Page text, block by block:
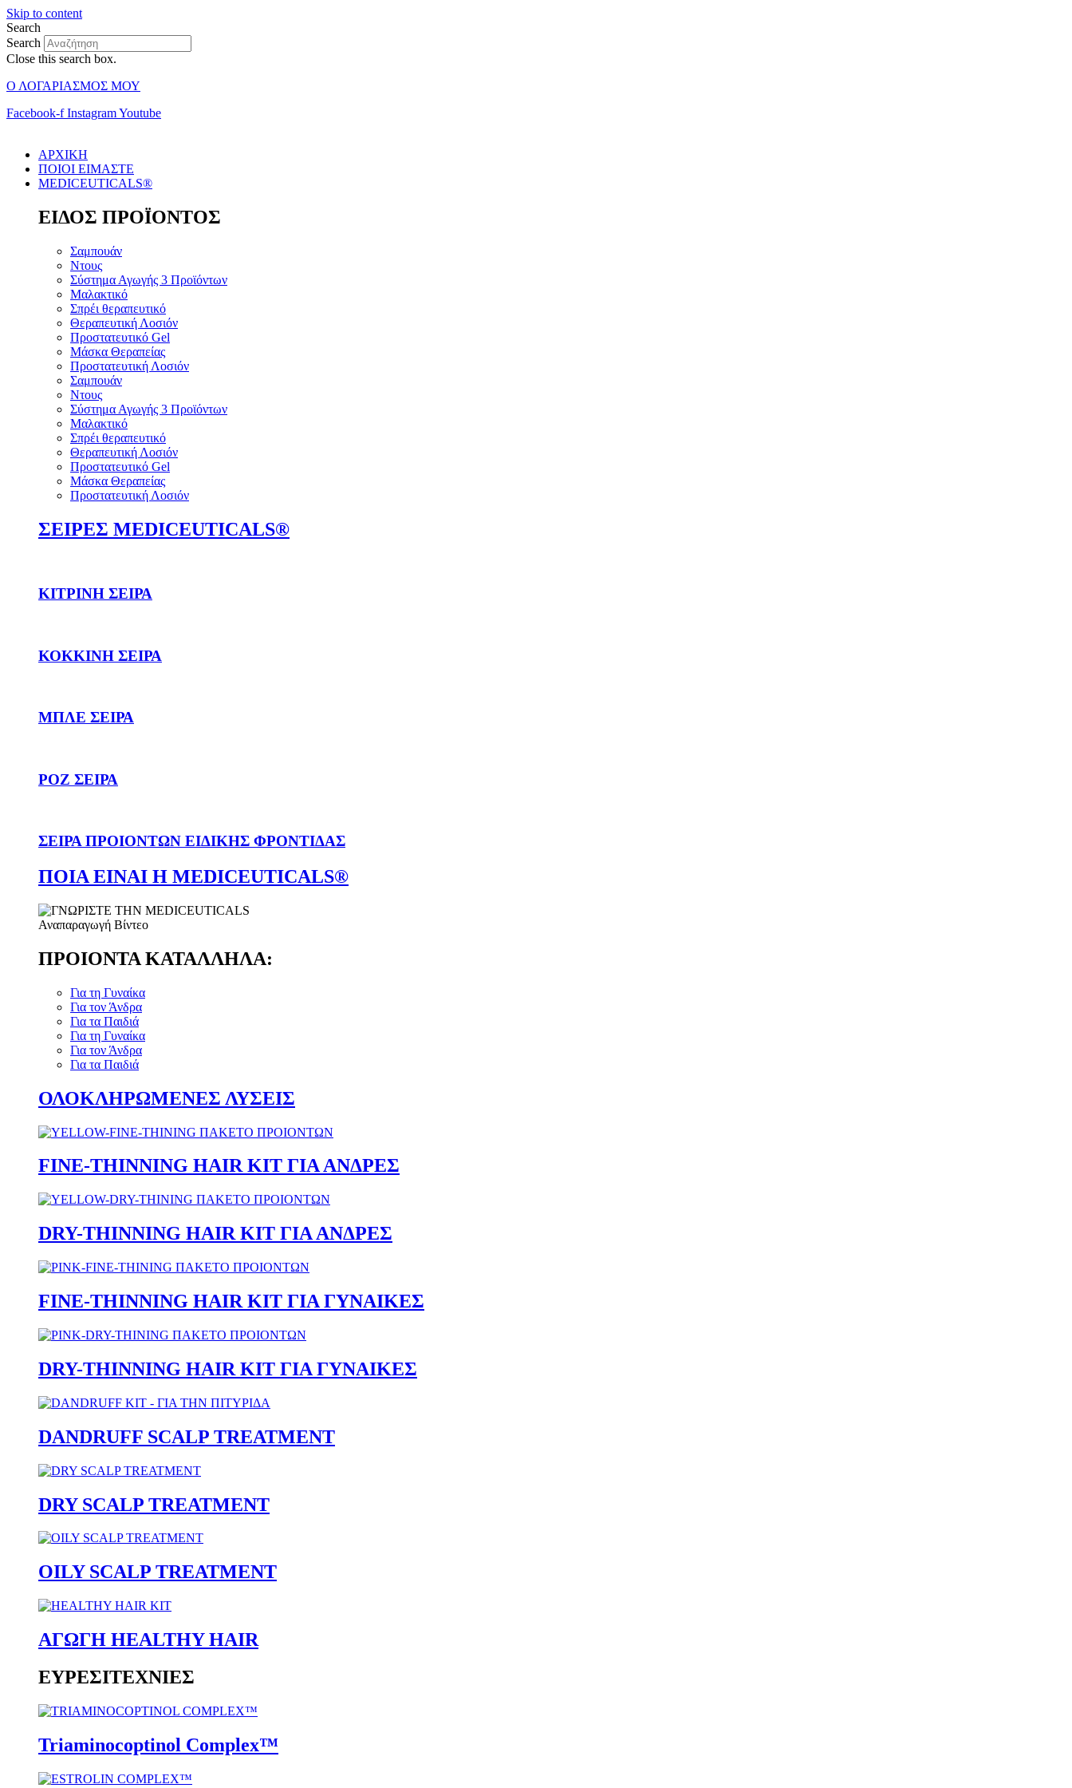
Skip to content
Search
Search
Close this search box.
Ο ΛΟΓΑΡΙΑΣΜΟΣ ΜΟΥ
Facebook-f InstagramYoutube
ΑΡΧΙΚΗ
ΠΟΙΟΙ ΕΙΜΑΣΤΕ
MEDICEUTICALS®
ΕΙΔΟΣ ΠΡΟΪΟΝΤΟΣ
Σαμπουάν
Ντους
Σύστημα Αγωγής 3 Προϊόντων
Μαλακτικό
Σπρέι θεραπευτικό
Θεραπευτική Λοσιόν
Προστατευτικό Gel
Μάσκα Θεραπείας
Προστατευτική Λοσιόν
Σαμπουάν
Ντους
Σύστημα Αγωγής 3 Προϊόντων
Μαλακτικό
Σπρέι θεραπευτικό
Θεραπευτική Λοσιόν
Προστατευτικό Gel
Μάσκα Θεραπείας
Προστατευτική Λοσιόν
ΣΕΙΡΕΣ MEDICEUTICALS®
ΚΙΤΡΙΝΗ ΣΕΙΡΑ
ΚΟΚΚΙΝΗ ΣΕΙΡΑ
ΜΠΛΕ ΣΕΙΡΑ
ΡΟΖ ΣΕΙΡΑ
ΣΕΙΡΑ ΠΡΟΙΟΝΤΩΝ ΕΙΔΙΚΗΣ ΦΡΟΝΤΙΔΑΣ
ΠΟΙΑ ΕΙΝΑΙ Η MEDICEUTICALS®
Αναπαραγωγή Βίντεο
ΠΡΟΙΟΝΤΑ ΚΑΤΑΛΛΗΛΑ:
Για τη Γυναίκα
Για τον Άνδρα
Για τα Παιδιά
Για τη Γυναίκα
Για τον Άνδρα
Για τα Παιδιά
ΟΛΟΚΛΗΡΩΜΕΝΕΣ ΛΥΣΕΙΣ
FINE-THINNING HAIR KIT ΓΙΑ ΑΝΔΡΕΣ
DRY-THINNING HAIR KIT ΓΙΑ ΑΝΔΡΕΣ
FINE-THINNING HAIR KIT ΓΙΑ ΓΥΝΑΙΚΕΣ
DRY-THINNING HAIR KIT ΓΙΑ ΓΥΝΑΙΚΕΣ
DANDRUFF SCALP TREATMENT
DRY SCALP TREATMENT
OILY SCALP TREATMENT
ΑΓΩΓΗ HEALTHY HAIR
ΕΥΡΕΣΙΤΕΧΝΙΕΣ
Triaminocoptinol Complex™